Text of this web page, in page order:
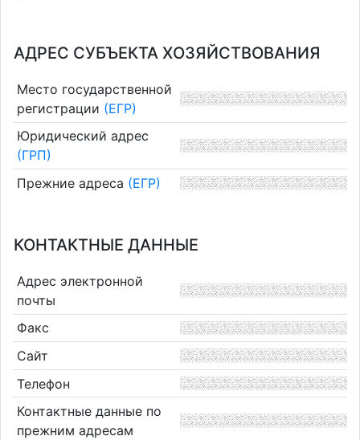
АДРЕС СУБЪЕКТА ХОЗЯЙСТВОВАНИЯ
Место государственной
регистрации (ЕГР)
Юридический адрес
(ГРП)
Прежние адреса (ЕГР)
КОНТАКТНЫЕ ДАННЫЕ
Адрес электронной
почты
Факс
Сайт
Телефон
Контактные данные по
прежним адресам